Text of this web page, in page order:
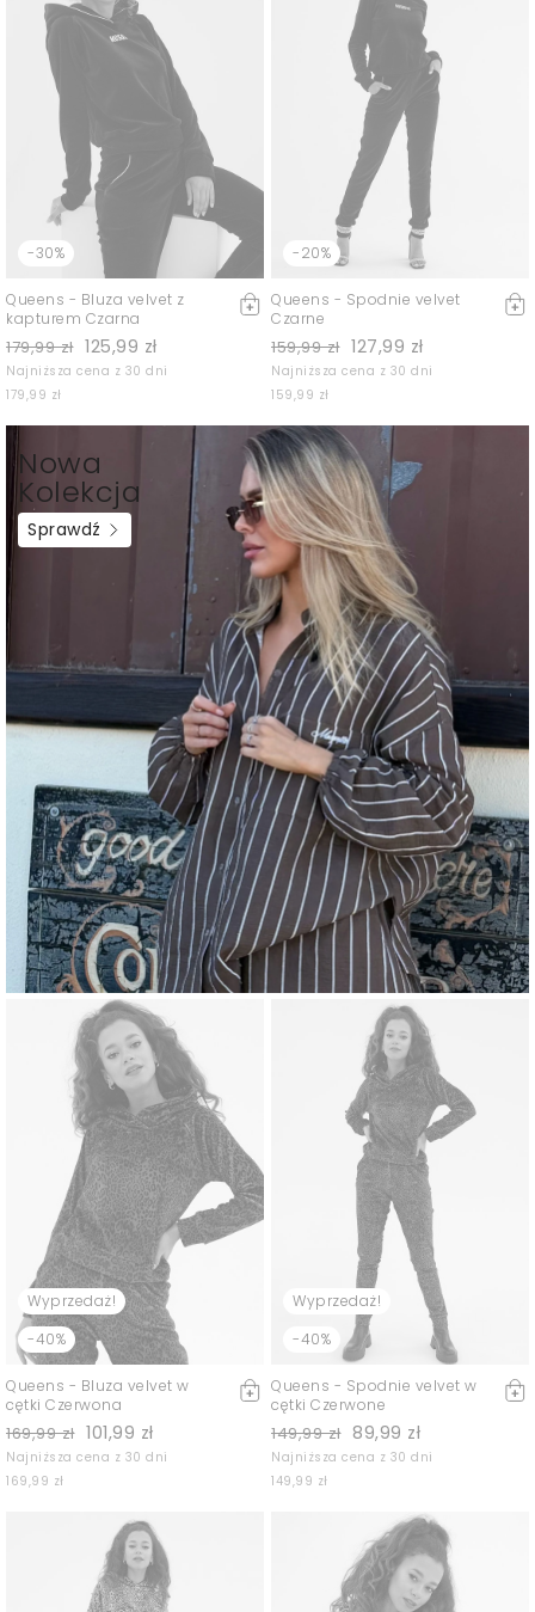
-30%
Queens - Bluza velvet z
kapturem Czarna
179,99 zł 125,99 zł
Najniższa cena z 30 dni
179,99 zł
-20%
Queens - Spodnie velvet
Czarne
159,99 zł 127,99 zł
Najniższa cena z 30 dni
159,99 zł
Nowa
Kolekcja
Sprawdź
Wyprzedaż!
-40%
Queens - Bluza velvet w
cętki Czerwona
169,99 zł 101,99 zł
Najniższa cena z 30 dni
169,99 zł
Wyprzedaż!
-40%
Queens - Spodnie velvet w
cętki Czerwone
149,99 zł 89,99 zł
Najniższa cena z 30 dni
149,99 zł